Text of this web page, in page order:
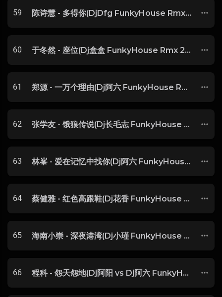
59 陈诗慧 - 多得你(DjDfg FunkyHouse Rmx 2025 粤语)
60 于冬然 - 座位(Dj盒盒 FunkyHouse Rmx 2025)
61 郑源 - 一万个理由(Dj阿六 FunkyHouse Rmx 2025) -
62 张学友 - 饿狼传说(Dj长毛志 FunkyHouse Rmx 2025 粤语) -
63 林峯 - 爱在记忆中找你(Dj阿六 FunkyHouse Rmx 2025 粤语) -
64 蔡健雅 - 红色高跟鞋(Dj花香 FunkyHouse Rmx 2025) -
65 海南小崇 - 深夜港湾(Dj小瑾 FunkyHouse Rmx 2025 粤语) -
66 程科 - 怨天怨地(Dj阿阳 vs Dj阿六 FunkyHouse Rmx 2025) -